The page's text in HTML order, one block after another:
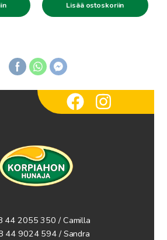
Lisää ostoskoriin
44 2055 350 / Camilla
44 9024 594 / Sandra